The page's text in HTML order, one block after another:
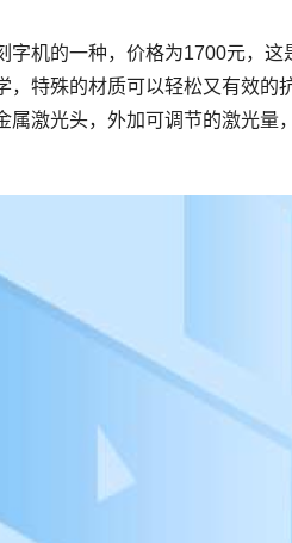
，特殊的材质可以轻松又有效